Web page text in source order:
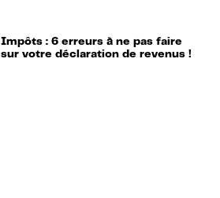
Impôts : 6 erreurs à ne pas faire
sur votre déclaration de revenus !